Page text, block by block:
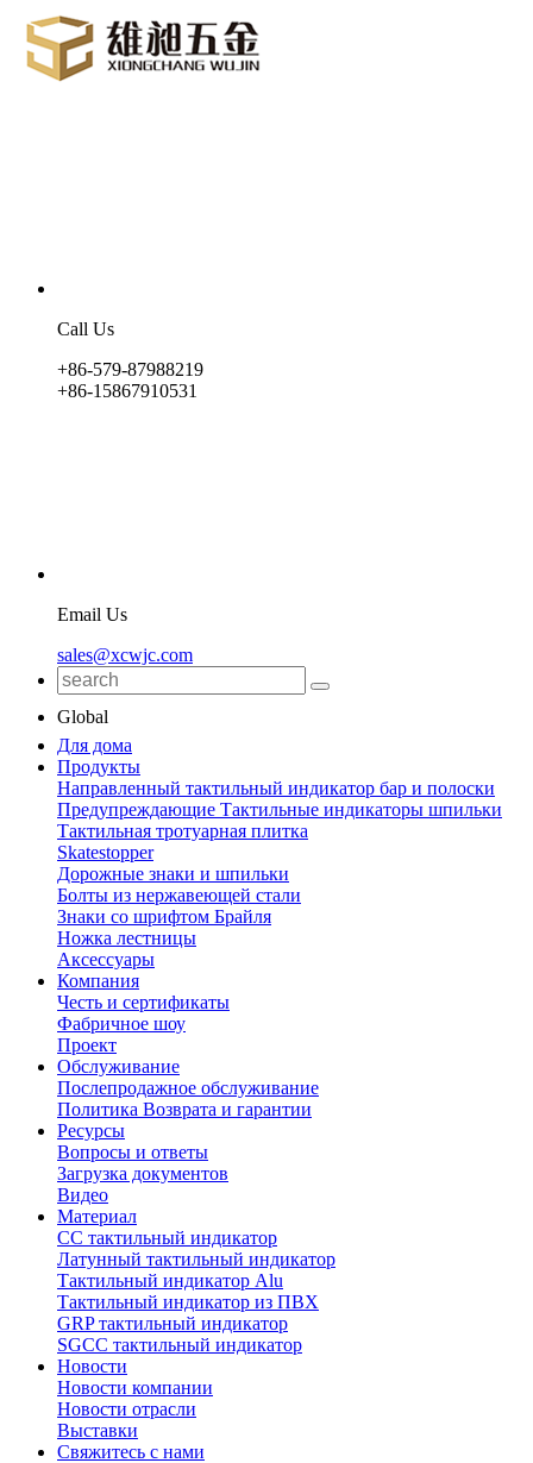
Call Us
+86-579-87988219
+86-15867910531
Email Us
sales@xcwjc.com
Global
Для дома
Продукты
Направленный тактильный индикатор бар и полоски
Предупреждающие Тактильные индикаторы шпильки
Тактильная тротуарная плитка
Skatestopper
Дорожные знаки и шпильки
Болты из нержавеющей стали
Знаки со шрифтом Брайля
Ножка лестницы
Аксессуары
Компания
Честь и сертификаты
Фабричное шоу
Проект
Обслуживание
Послепродажное обслуживание
Политика Возврата и гарантии
Ресурсы
Вопросы и ответы
Загрузка документов
Видео
Материал
СС тактильный индикатор
Латунный тактильный индикатор
Тактильный индикатор Alu
Тактильный индикатор из ПВХ
GRP тактильный индикатор
SGCC тактильный индикатор
Новости
Новости компании
Новости отрасли
Выставки
Свяжитесь с нами